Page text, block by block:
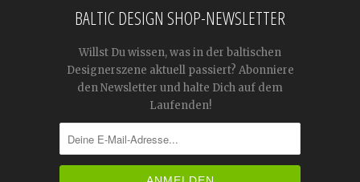
BALTIC DESIGN SHOP-NEWSLETTER
Willst Du wissen, was in der baltischen
Designerszene aktuell passiert? Abonniere
den Newsletter und halte Dich auf dem
Laufenden!